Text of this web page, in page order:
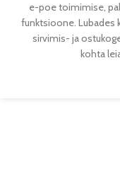
e-poe toimimise,
funktsioone. Lubades
sirvimis- ja
kohta